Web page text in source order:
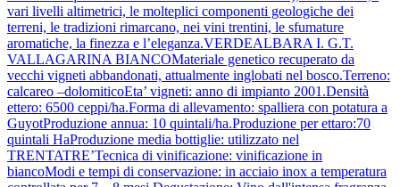
vari livelli altimetrici, le molteplici componenti geologiche dei
terreni, le tradizioni rimarcano, nei vini trentini, le sfumature
aromatiche, la finezza e l’eleganza.VERDEALBARA I. G.T.
VALLAGARINA BIANCOMateriale genetico recuperato da
vecchi vigneti abbandonati, attualmente inglobati nel bosco.Terreno:
calcareo –dolomiticoEta’ vigneti: anno di impianto 2001.Densità
ettero: 6500 ceppi/ha.Forma di allevamento: spalliera con potatura a
GuyotProduzione annua: 10 quintali/ha.Produzione per ettaro:70
quintali HaProduzione media bottiglie: utilizzato nel
TRENTATRE’Tecnica di vinificazione: vinificazione in
biancoModi e tempi di conservazione: in acciaio inox a temperatura